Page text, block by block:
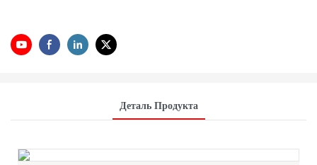
Деталь Продукта